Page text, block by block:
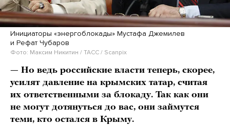
Инициаторы «энергоблокады» Мустафа Джемилев
и Рефат Чубаров
Фото: Максим Никитин / ТАСС / Scanpix
— Но ведь российские власти теперь, скорее,
усилят давление на крымских татар, считая
их ответственными за блокаду. Так как они
не могут дотянуться до вас, они займутся
теми, кто остался в Крыму.